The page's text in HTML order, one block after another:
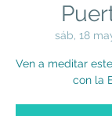
sáb, 18
Ven a meditar
con la